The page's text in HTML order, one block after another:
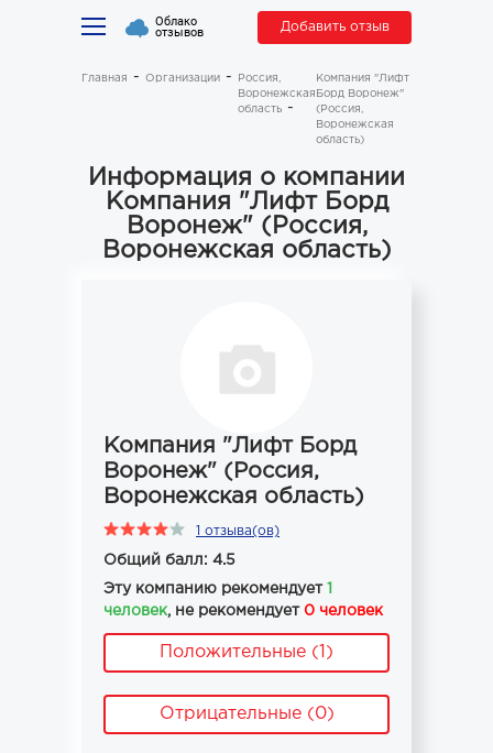
Облако
отзывов Добавить отзыв
Главная Организации
Россия,
Воронежская
область
Компания "Лифт
Борд Воронеж"
(Россия,
Воронежская
область)
Информация о компании
Компания "Лифт Борд
Воронеж" (Россия,
Воронежская область)
Компания "Лифт Борд
Воронеж" (Россия,
Воронежская область)
1 отзыва(ов)
Общий балл: 4.5
Эту компанию рекомендует 1
человек, не рекомендует 0 человек
Положительные (1)
Отрицательные (0)